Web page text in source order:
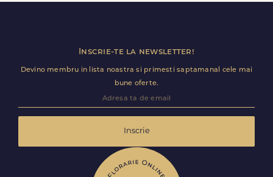
Inscrie-te la newsletter!
Devino membru in lista noastra si primesti saptamanal cele mai
bune oferte.
Inscrie